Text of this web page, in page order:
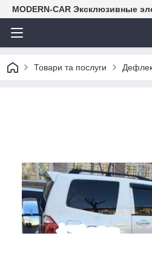
MODERN-CAR Эксклюзивные
Товари та послуги